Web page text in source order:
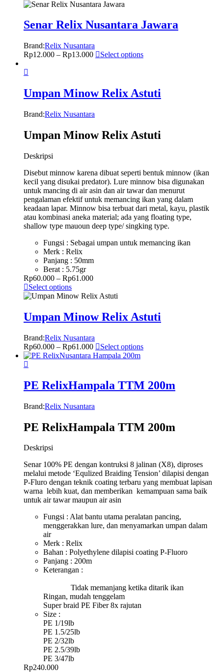
Senar Relix Nusantara Jawara
Brand:Relix Nusantara
Rp12.000 – Rp13.000 Select options
Umpan Minow Relix Astuti
Brand:Relix Nusantara
Umpan Minow Relix Astuti
Deskripsi
Disebut minnow karena dibuat seperti bentuk minnow (ikan
kecil yang disukai predator). Lure minnow bisa digunakan
untuk mancing di air asin dan air tawar dan menurut
pengalaman efektif untuk memancing ikan yang dalam
keadaan lapar. Minnow bisa terbuat dari metal, kayu, plastik
atau kombinasi aneka material; ada yang floating type,
shallow type mauoun deep type/ singking type.
Fungsi : Sebagai umpan untuk memancing ikan
Merk : Relix
Panjang : 50mm
Berat : 5.75gr
Rp60.000 – Rp61.000
Select options
Umpan Minow Relix Astuti
Brand:Relix Nusantara
Rp60.000 – Rp61.000 Select options
PE RelixHampala TTM 200m
Brand:Relix Nusantara
PE RelixHampala TTM 200m
Deskripsi
Senar 100% PE dengan kontruksi 8 jalinan (X8), diproses
melalui metode ‘Equlized Braiding Tension’ dilapisi dengan
P-Fluro dengan teknik coating terbaru yang membuat lapisan
warna lebih kuat, dan memberikan kemampuan sama baik
untuk air tawar maupun air asin
Fungsi : Alat bantu utama peralatan pancing,
menggerakkan lure, dan menyamarkan umpan dalam
air
Merk : Relix
Bahan : Polyethylene dilapisi coating P-Fluoro
Panjang : 200m
Keterangan :
Tidak memanjang ketika ditarik ikan
Ringan, mudah tenggelam
Super braid PE Fiber 8x rajutan
Size :
PE 1/19lb
PE 1.5/25lb
PE 2/32lb
PE 2.5/39lb
PE 3/47lb
Rp240.000